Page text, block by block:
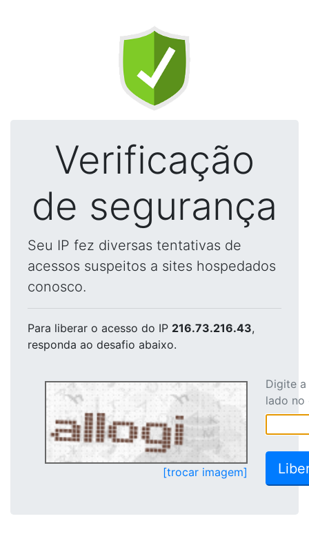
Verificação
de segurança
Seu IP fez diversas tentativas de
acessos suspeitos a sites hospedados
conosco.
Para liberar o acesso do IP 216.73.216.43,
responda ao desafio abaixo.
[trocar imagem]
Digite
lado no